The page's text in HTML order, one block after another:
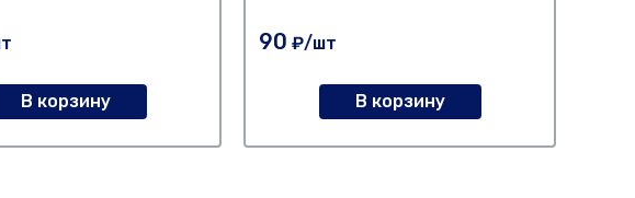
В корзину
90 ₽/шт
В корзину